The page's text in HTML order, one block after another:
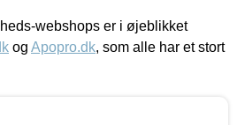
webshops er i øjeblikket
og Apopro.dk, som alle har et stort